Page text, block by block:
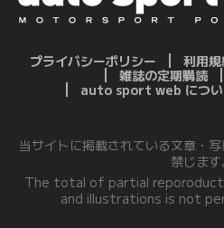
プライバシーポリシー 利用規
雑誌の定期購読
auto sport web につい
当サイトに掲載されている文章・
禁じます
The total of partial
and illustrations is not